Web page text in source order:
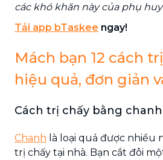
các khó khăn này của phụ
Tải app bTaskee ngay!
Mách bạn 12 cách
hiệu quả, đơn giản
Cách trị chấy bằng
Chanh là loại quả được nhiều
trị chấy tại nhà. Bạn cắt đôi